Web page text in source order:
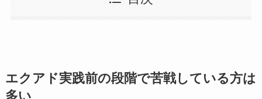
エクアド実践前の段階で苦戦している方は
多い